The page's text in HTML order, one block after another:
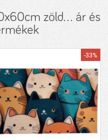
zöld... ár és
-33%